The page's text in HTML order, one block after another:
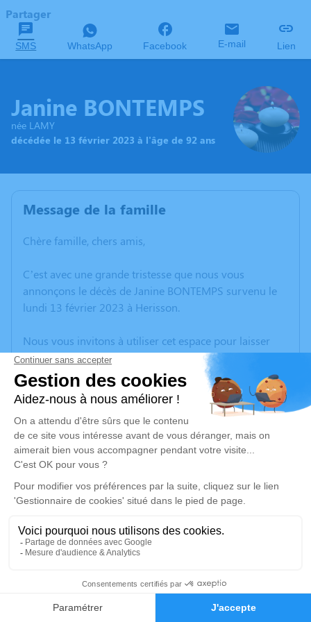
Faire-part Hommages
Partager
SMS WhatsApp Facebook E-mail Lien
Janine BONTEMPS
née LAMY
décédée le 13 février 2023 à l'âge de 92 ans
Message de la famille
Chère famille, chers amis,
C’est avec une grande tristesse que nous vous
annonçons le décès de Janine BONTEMPS survenu le
lundi 13 février 2023 à Herisson.
Nous vous invitons à utiliser cet espace pour laisser
vos condoléances, partager des photos souvenirs, une
anecdote ou exprimer vos pensées à travers des
poèmes ou des textes. Cet endroit est un lieu
d'expression dédié à honorer la mémoire de Janine
BONTEMPS.
Un service de plantation d’arbre hommage est
disponible ici.
Je rends hommage
Cérémonie civile
Cimetière de Saint-Palais
Lorcery